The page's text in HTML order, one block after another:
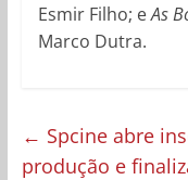
Esmir Filho; eAs
Marco Dutra.
← Spcine abre
produção e